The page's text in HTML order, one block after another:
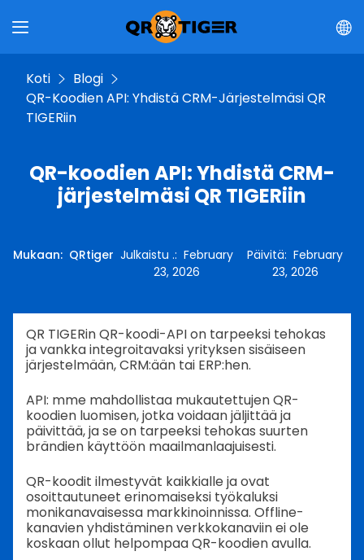
Koti
Blogi
QR-Koodien API: Yhdistä CRM-Järjestelmäsi QR
TIGERiin
QR-koodien API: Yhdistä CRM-
järjestelmäsi QR TIGERiin
Mukaan: QRtiger Julkaistu .: February
23, 2026
Päivitä:February
23, 2026
QR TIGERin QR-koodi-API on tarpeeksi tehokas
ja vankka integroitavaksi yrityksen sisäiseen
järjestelmään, CRM:ään tai ERP:hen.
API: mme mahdollistaa mukautettujen QR-
koodien luomisen, jotka voidaan jäljittää ja
päivittää, ja se on tarpeeksi tehokas suurten
brändien käyttöön maailmanlaajuisesti.
QR-koodit ilmestyvät kaikkialle ja ovat
osoittautuneet erinomaiseksi työkaluksi
monikanavaisessa markkinoinnissa. Offline-
kanavien yhdistäminen verkkokanaviin ei ole
koskaan ollut helpompaa QR-koodien avulla.